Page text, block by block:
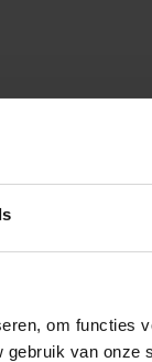
om functies
van onze